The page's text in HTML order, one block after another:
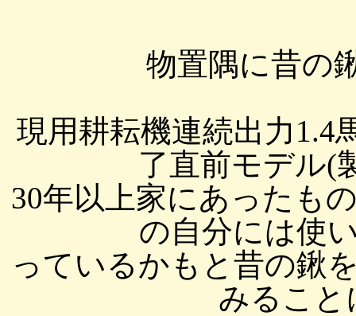
物置隅に昔の
現用耕耘機連続出力1.4
了直前モデル(
30年以上家にあったも
の自分には使
っているかもと昔の鍬
みること